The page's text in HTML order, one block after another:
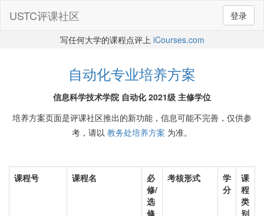
登录
USTC评课社区
写任何大学的课程点评上 iCourses.com
自动化专业培养方案
信息科学技术学院 自动化 2021级 主修学位
培养方案页面是评课社区推出的新功能，信息可能不完善，仅供参
考，请以 教务处培养方案 为准。
课程号 课程名
必
修/
选
修
考核形式
学
分
课
程
类
别